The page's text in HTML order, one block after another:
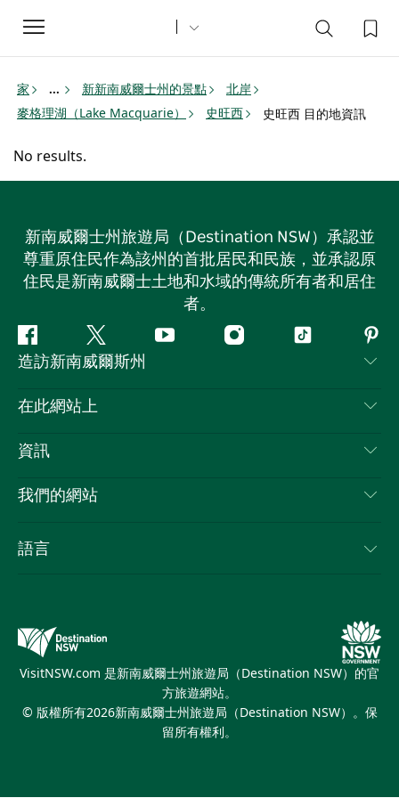
Toggle
navigation
家 ... 新新南威爾士州的景點
北岸
麥格理湖（Lake Macquarie）
史旺西 史旺西 目的地資訊
No results.
新南威爾士州旅遊局（Destination NSW）承認並
尊重原住民作為該州的首批居民和民族，並承認原
住民是新南威爾士土地和水域的傳統所有者和居住
者。
Facebook嘰
嘰
喳
Youtube Instagram抖
造訪新南威爾斯州
聯絡我們
隱私
Cookie 通知
在此網站上
目的地
新南威爾士州公路旅行
活動
資訊
旅行資訊
新南威爾士州的商業
我們的網站
新南威爾士州旅遊局（Destination NSW）媒體中心
繽紛雪梨燈光音樂節
語言
VisitNSW.com 是新南威爾士州旅遊局（Destination NSW）的官
方旅遊網站。
© 版權所有2026新南威爾士州旅遊局（Destination NSW）。保
留所有權利。